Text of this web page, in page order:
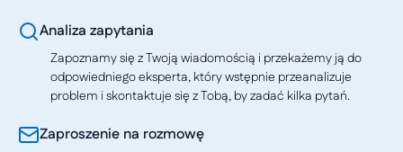
Analiza zapytania
Zapoznamy się z Twoją wiadomością i przekażemy ją do
odpowiedniego eksperta, który wstępnie przeanalizuje
problem i skontaktuje się z Tobą, by zadać kilka pytań.
Zaproszenie na rozmowę